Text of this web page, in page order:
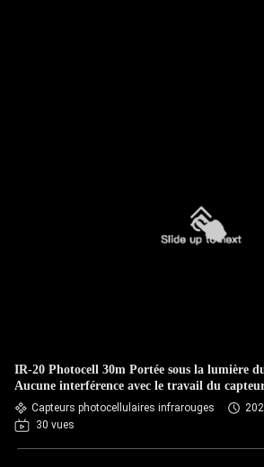
IR-20 Photocell 30m Portée sous la lumière
Aucune interférence avec le travail du
Capteurs photocellulaires infrarouges
30 vues